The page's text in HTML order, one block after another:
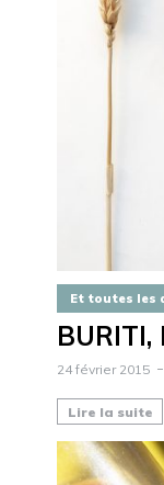
Et toutes les
BURITI,
24 février 2015
Lire la suite